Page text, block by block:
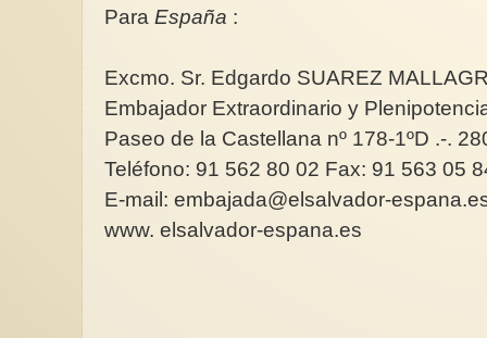
Para España :
Excmo. Sr. Edgardo SUAREZ
Embajador Extraordinario y
Paseo de la Castellana nº 178-1ºD .-.
Teléfono: 91 562 80 02 Fax: 91 563 05
E-mail: embajada@elsalvador-
www. elsalvador-espana.es